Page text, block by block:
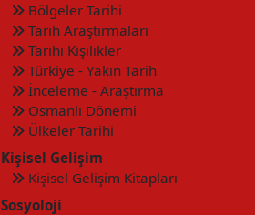
Bölgeler Tarihi
Tarih Araştırmaları
Tarihi Kişilikler
Türkiye - Yakın Tarih
İnceleme - Araştırma
Osmanlı Dönemi
Ülkeler Tarihi
Kişisel Gelişim
Kişisel Gelişim Kitapları
Sosyoloji